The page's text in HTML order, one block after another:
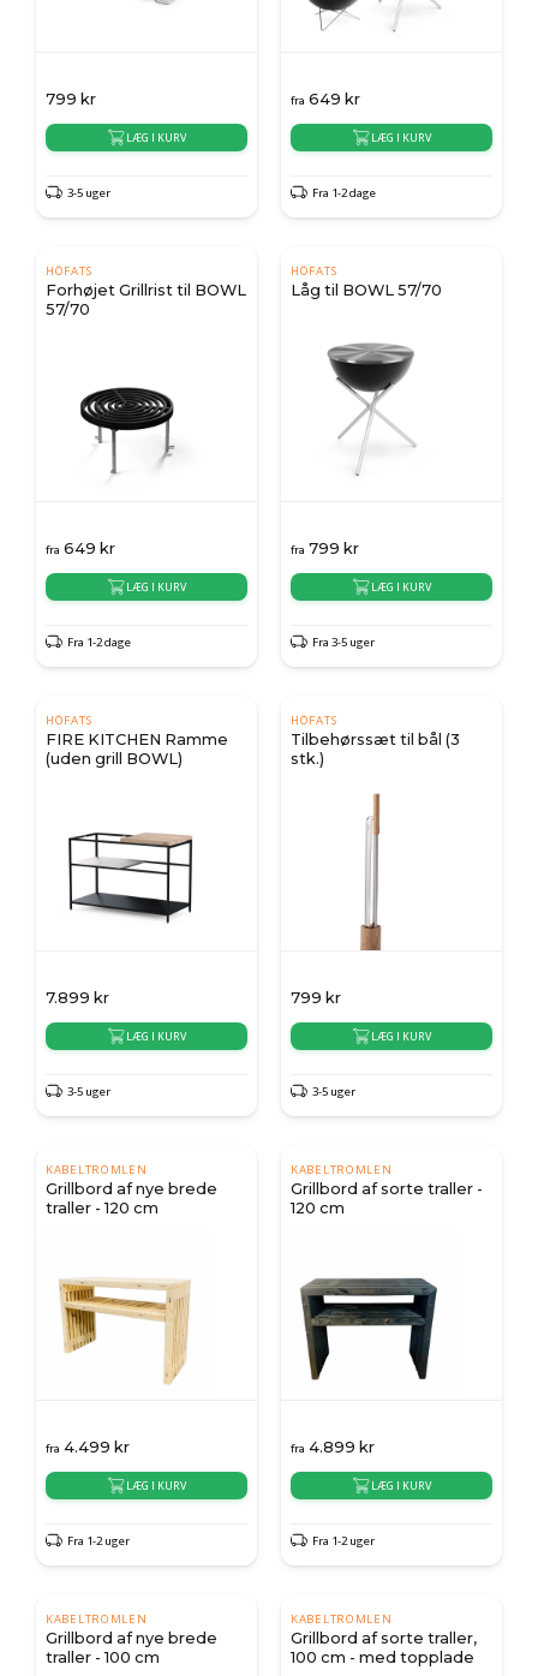
799 kr
LÆG I KURV
3-5 uger
fra 649 kr
LÆG I KURV
Fra 1-2 dage
HÖFATS
Forhøjet Grillrist til BOWL
57/70
fra 649 kr
LÆG I KURV
Fra 1-2 dage
HÖFATS
Låg til BOWL 57/70
fra 799 kr
LÆG I KURV
Fra 3-5 uger
HÖFATS
FIRE KITCHEN Ramme
(uden grill BOWL)
7.899 kr
LÆG I KURV
3-5 uger
HÖFATS
Tilbehørssæt til bål (3
stk.)
799 kr
LÆG I KURV
3-5 uger
KABELTROMLEN
Grillbord af nye brede
traller - 120 cm
fra 4.499 kr
LÆG I KURV
Fra 1-2 uger
KABELTROMLEN
Grillbord af sorte traller -
120 cm
fra 4.899 kr
LÆG I KURV
Fra 1-2 uger
KABELTROMLEN
Grillbord af nye brede
traller - 100 cm
KABELTROMLEN
Grillbord af sorte traller,
100 cm - med topplade